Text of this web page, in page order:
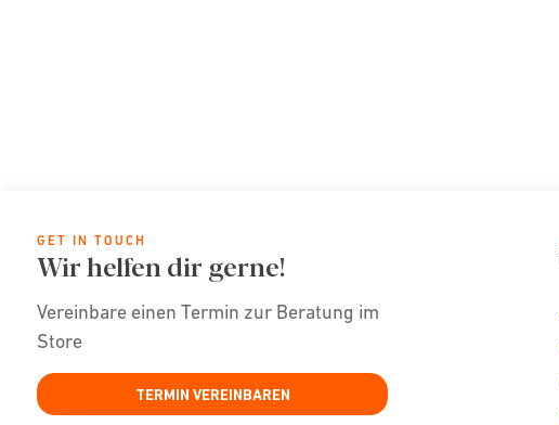
GET IN TOUCH
Wir helfen dir gerne!
Vereinbare einen Termin zur Beratung im
Store
TERMIN VEREINBAREN